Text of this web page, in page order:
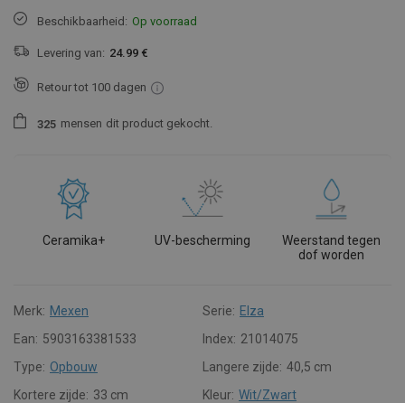
Beschikbaarheid: Op voorraad
Levering van: 24.99 €
Retour tot 100 dagen
325 mensen dit product gekocht.
Ceramika+ UV-bescherming
Weerstand tegen
dof worden
Merk: Mexen Serie: Elza
Ean: 5903163381533 Index: 21014075
Type: Opbouw Langere zijde: 40,5 cm
Kortere zijde: 33 cm Kleur: Wit/Zwart